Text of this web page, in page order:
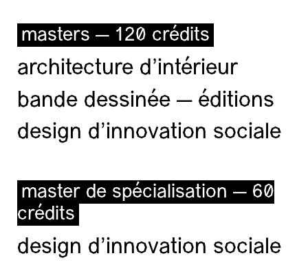
masters — 120 crédits
architecture d’intérieur
bande dessinée — éditions
design d'innovation sociale
master de spécialisation — 60
crédits
design d'innovation sociale